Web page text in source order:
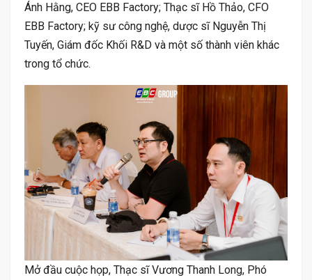
Ánh Hằng, CEO EBB Factory; Thạc sĩ Hồ Thảo, CFO
EBB Factory; kỹ sư công nghệ, dược sĩ Nguyễn Thị
Tuyến, Giám đốc Khối R&D và một số thành viên khác
trong tổ chức.
Mở đầu cuộc họp, Thạc sĩ Vương Thanh Long, Phó